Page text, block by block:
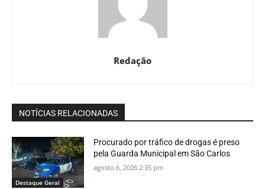
Redação
NOTÍCIAS RELACIONADAS
Destaque Geral
Procurado por tráfico de drogas é preso
pela Guarda Municipal em São Carlos
agosto 6, 2026 2:35 pm